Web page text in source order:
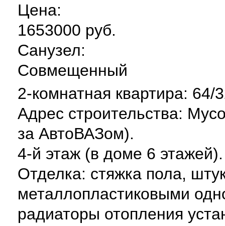
Цена:
1653000 руб.
Санузел:
Совмещенный
2-комнатная квартира: 64/
Адрес строительства:
за АвтоВАЗом).
4-й этаж (в доме 6
Отделка: стяжка пола,
металлопластиковыми
радиаторы отопления